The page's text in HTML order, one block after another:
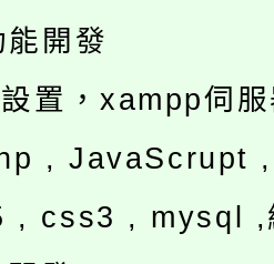
開發
置，xampp伺
, JavaScrupt
, css3 , mysql ,